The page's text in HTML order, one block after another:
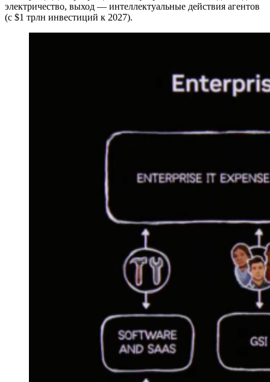
электричество, выход — интеллектуальные действия агентов
(с $1 трлн инвестиций к 2027).